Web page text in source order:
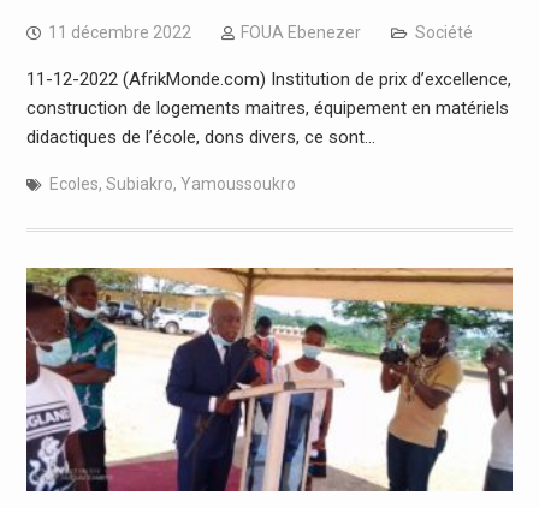
11 décembre 2022 FOUA Ebenezer Société
11-12-2022 (AfrikMonde.com) Institution de prix d’excellence,
construction de logements maitres, équipement en matériels
didactiques de l’école, dons divers, ce sont…
Ecoles, Subiakro, Yamoussoukro